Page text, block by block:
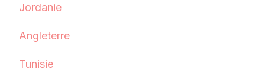
Jordanie
Angleterre
Tunisie